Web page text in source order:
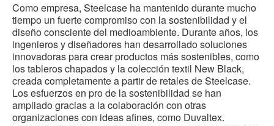
Como empresa, Steelcase ha mantenido durante mucho
tiempo un fuerte compromiso con la sostenibilidad y el
diseño consciente del medioambiente. Durante años, los
ingenieros y diseñadores han desarrollado soluciones
innovadoras para crear productos más sostenibles, como
los tableros chapados y la colección textil New Black,
creada completamente a partir de retales de Steelcase.
Los esfuerzos en pro de la sostenibilidad se han
ampliado gracias a la colaboración con otras
organizaciones con ideas afines, como Duvaltex.